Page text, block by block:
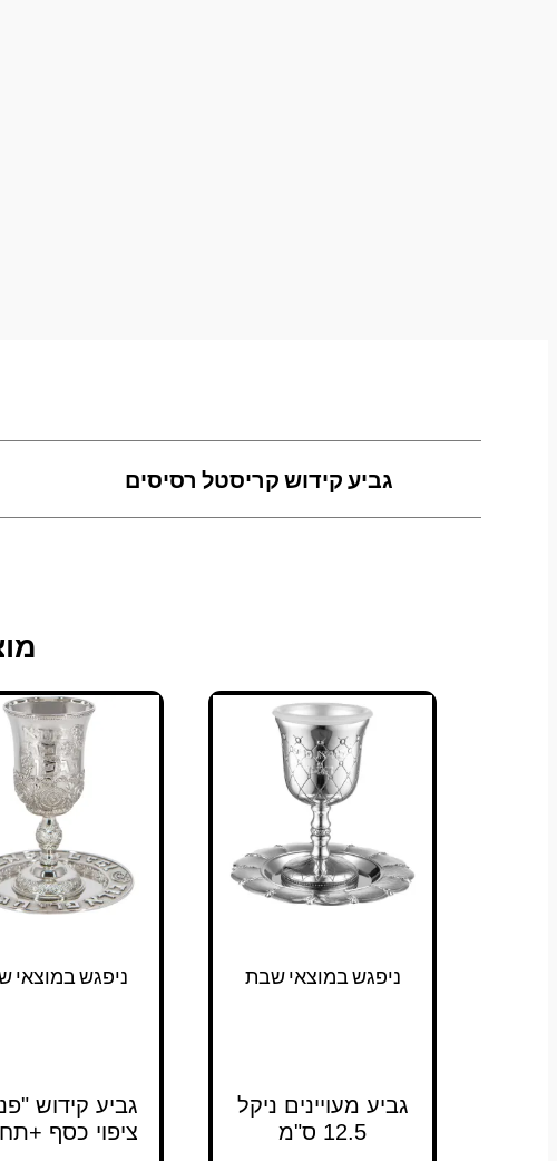
גביע קידוש קריסטל רסיסים
ניפגש במוצאי שבת
גביע מעויינים ניקל
12.5 ס"מ
ניפגש במוצאי
גביע קידוש
ציפוי כסף